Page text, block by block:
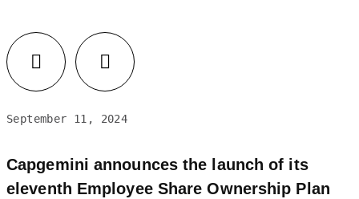
FacebookLinkedIn
September 11, 2024
Capgemini announces the launch of its
eleventh Employee Share Ownership Plan